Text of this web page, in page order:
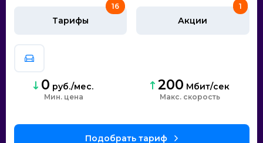
Тарифы
16
Акции
1
0 руб./мес.
Мин. цена
200 Мбит/сек
скорость